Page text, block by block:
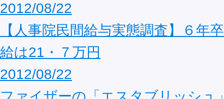
2012/08/22
【人事院民間給与実態調査】６年
給は21・７万円
2012/08/22